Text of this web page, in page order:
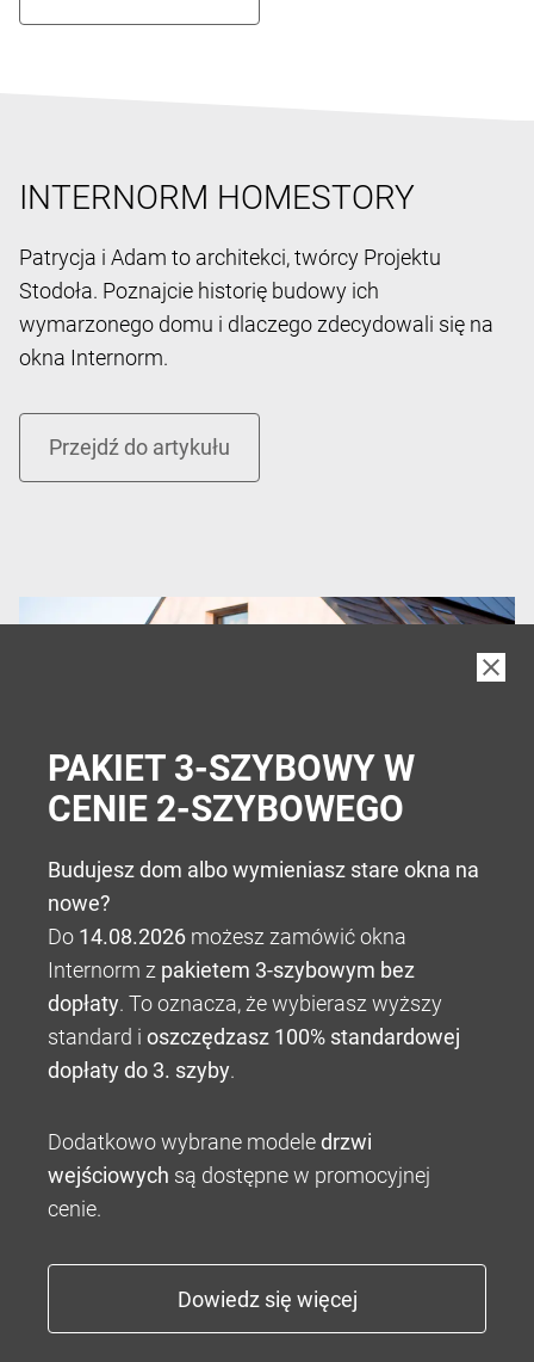
INTERNORM HOMESTORY
Patrycja i Adam to architekci, twórcy Projektu
Stodoła. Poznajcie historię budowy ich
wymarzonego domu i dlaczego zdecydowali się na
okna Internorm.
PAKIET 3-SZYBOWY W
CENIE 2-SZYBOWEGO
Budujesz dom albo wymieniasz stare okna na
nowe?
Do 14.08.2026 możesz zamówić okna
Internorm z pakietem 3-szybowym bez
dopłaty. To oznacza, że wybierasz wyższy
standard i oszczędzasz 100% standardowej
dopłaty do 3. szyby.
Dodatkowo wybrane modeledrzwi
wejściowych są dostępne w promocyjnej
cenie.